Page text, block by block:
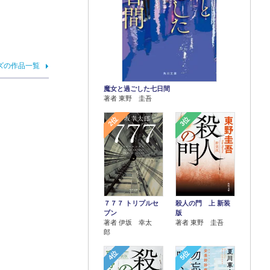
の作品一覧
魔女と過ごした七日間
著者 東野 圭吾
2位
７７７ トリプルセ
ブン
著者 伊坂 幸太
郎
3位
殺人の門 上 新装
版
著者 東野 圭吾
4位 5位